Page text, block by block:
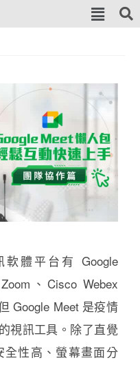
體平台有 Google
、Cisco Webex
Google Meet 是疫情
視訊工具。除了直覺
性高、螢幕畫面分